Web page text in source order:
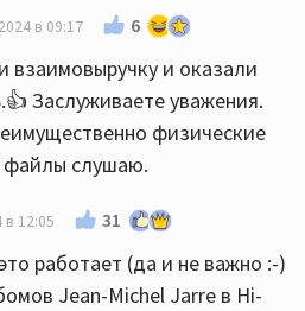
в 09:17 6
и оказали
Заслуживаете уважения.
физические
файлы слушаю.
в 12:05 31
работает (да и не важно :-)
Jean-Michel Jarre в Hi-